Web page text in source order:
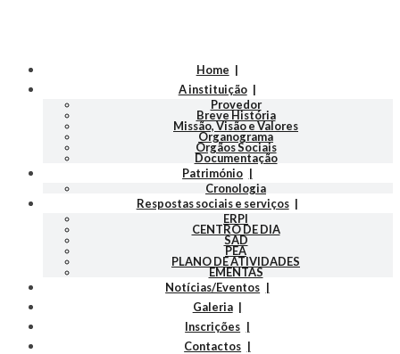
Home
A instituição
Provedor
Breve História
Missão, Visão e Valores
Organograma
Orgãos Sociais
Documentação
Património
Cronologia
Respostas sociais e serviços
ERPI
CENTRO DE DIA
SAD
PEA
PLANO DE ATIVIDADES
EMENTAS
Notícias/Eventos
Galeria
Inscrições
Contactos